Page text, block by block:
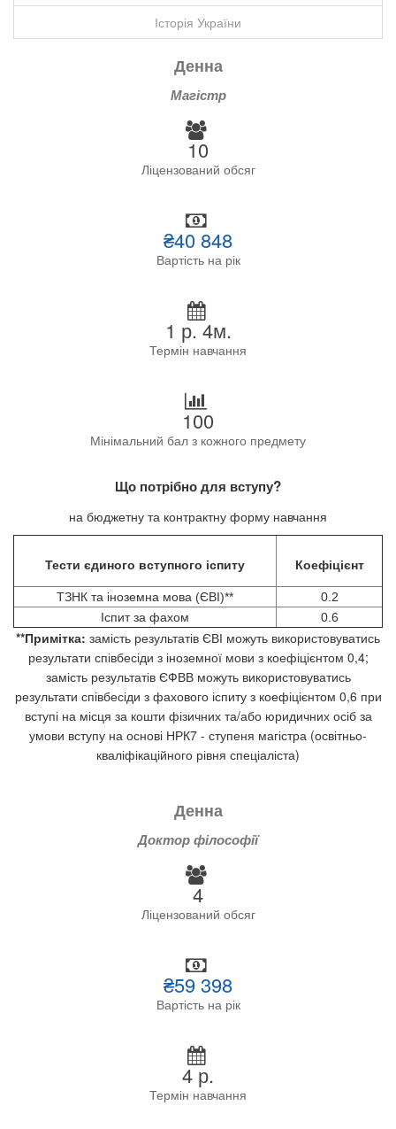
Історія України
Денна
Магістр
10
Ліцензований обсяг
₴40 848
Вартість на рік
1 р. 4м.
Термін навчання
100
Мінімальний бал з кожного предмету
Що потрібно для вступу?
на бюджетну та контрактну форму навчання
Тести єдиного вступного іспиту Коефіцієнт
ТЗНК та іноземна мова (ЄВІ)**
0.2
Іспит за фахом
0.6
**Примітка: замість результатів ЄВІ можуть використовуватись
результати співбесіди з іноземної мови з коефіцієнтом 0,4;
замість результатів ЄФВВ можуть використовуватись
результати співбесіди з фахового іспиту з коефіцієнтом 0,6 при
вступі на місця за кошти фізичних та/або юридичних осіб за
умови вступу на основі НРК7 - ступеня магістра (освітньо-
кваліфікаційного рівня спеціаліста)
Денна
Доктор філософії
4
Ліцензований обсяг
₴59 398
Вартість на рік
4 р.
Термін навчання